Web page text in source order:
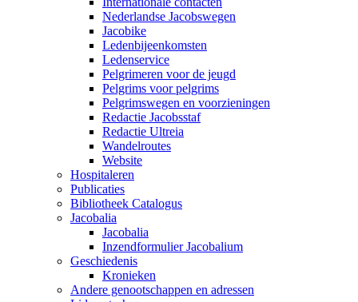
Nederlandse Jacobswegen
Jacobike
Ledenbijeenkomsten
Ledenservice
Pelgrimeren voor de jeugd
Pelgrims voor pelgrims
Pelgrimswegen en voorzieningen
Redactie Jacobsstaf
Redactie Ultreia
Wandelroutes
Website
Hospitaleren
Publicaties
Bibliotheek Catalogus
Jacobalia
Jacobalia
Inzendformulier Jacobalium
Geschiedenis
Kronieken
Andere genootschappen en adressen